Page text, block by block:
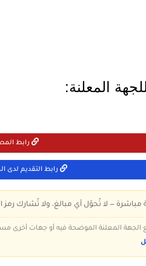
المعلنة:
رابط
رابط التقديم لدى
مباشرة — لا تُحوّل أي مبالغ، ولا تُشارك
الجهة المعلنة الموضحة فيه أو جهات